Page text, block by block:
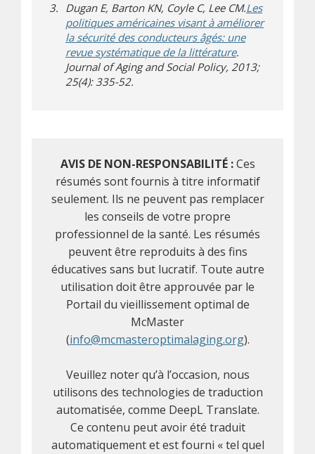
Dugan E, Barton KN, Coyle C, Lee CM.Les
politiques américaines visant à améliorer
la sécurité des conducteurs âgés: une
revue systématique de la littérature.
Journal of Aging and Social Policy, 2013;
25(4): 335-52.
AVIS DE NON-RESPONSABILITÉ :Ces
résumés sont fournis à titre informatif
seulement. Ils ne peuvent pas remplacer
les conseils de votre propre
professionnel de la santé. Les résumés
peuvent être reproduits à des fins
éducatives sans but lucratif. Toute autre
utilisation doit être approuvée par le
Portail du vieillissement optimal de
McMaster
(info@mcmasteroptimalaging.org).
Veuillez noter qu’à l’occasion, nous
utilisons des technologies de traduction
automatisée, comme DeepL Translate.
Ce contenu peut avoir été traduit
automatiquement et est fourni « tel quel